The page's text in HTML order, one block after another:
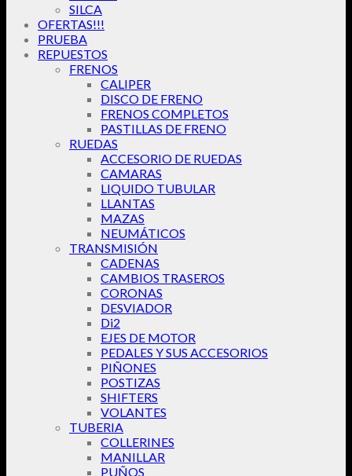
SILCA
OFERTAS!!!
PRUEBA
REPUESTOS
FRENOS
CALIPER
DISCO DE FRENO
FRENOS COMPLETOS
PASTILLAS DE FRENO
RUEDAS
ACCESORIO DE RUEDAS
CAMARAS
LIQUIDO TUBULAR
LLANTAS
MAZAS
NEUMÁTICOS
TRANSMISIÓN
CADENAS
CAMBIOS TRASEROS
CORONAS
DESVIADOR
Di2
EJES DE MOTOR
PEDALES Y SUS ACCESORIOS
PIÑONES
POSTIZAS
SHIFTERS
VOLANTES
TUBERIA
COLLERINES
MANILLAR
PUÑOS